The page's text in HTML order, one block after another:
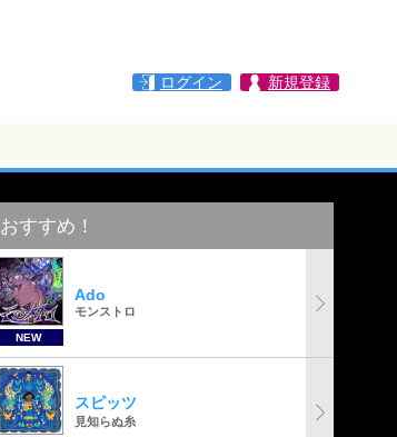
ログイン 新規登録
おすすめ！
NEW
Ado
モンストロ
スピッツ
見知らぬ糸